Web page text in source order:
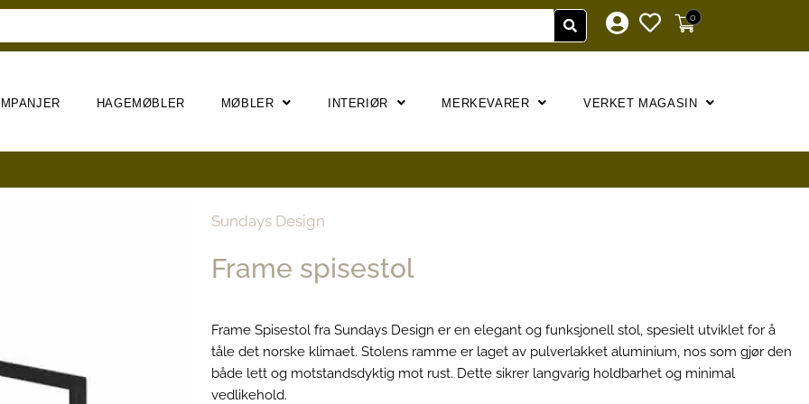
0
HAGEMØBLER MØBLER INTERIØR MERKEVARER VERKET MAGASIN
Sundays Design
Frame spisestol
Frame Spisestol fra Sundays Design er en elegant og funksjonell stol, spesielt utviklet for å
tåle det norske klimaet. Stolens ramme er laget av pulverlakket aluminium, nos som gjør den
både lett og motstandsdyktig mot rust. Dette sikrer langvarig holdbarhet og minimal
vedlikehold.